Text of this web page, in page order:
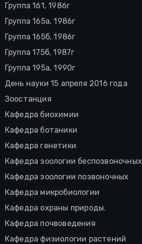
Группа 161, 1986г
Группа 165а, 1986г
Группа 165б, 1986г
Группа 175б, 1987г
Группа 195а, 1990г
День науки 15 апреля 2016 года
Зоостанция
Кафедра биохимии
Кафедра ботаники
Кафедра генетики
Кафедра зоологии беспозвоночных
Кафедра зоологии позвоночных
Кафедра микробиологии
Кафедра охраны природы.
Кафедра почвоведения
Кафедра физиологии растений